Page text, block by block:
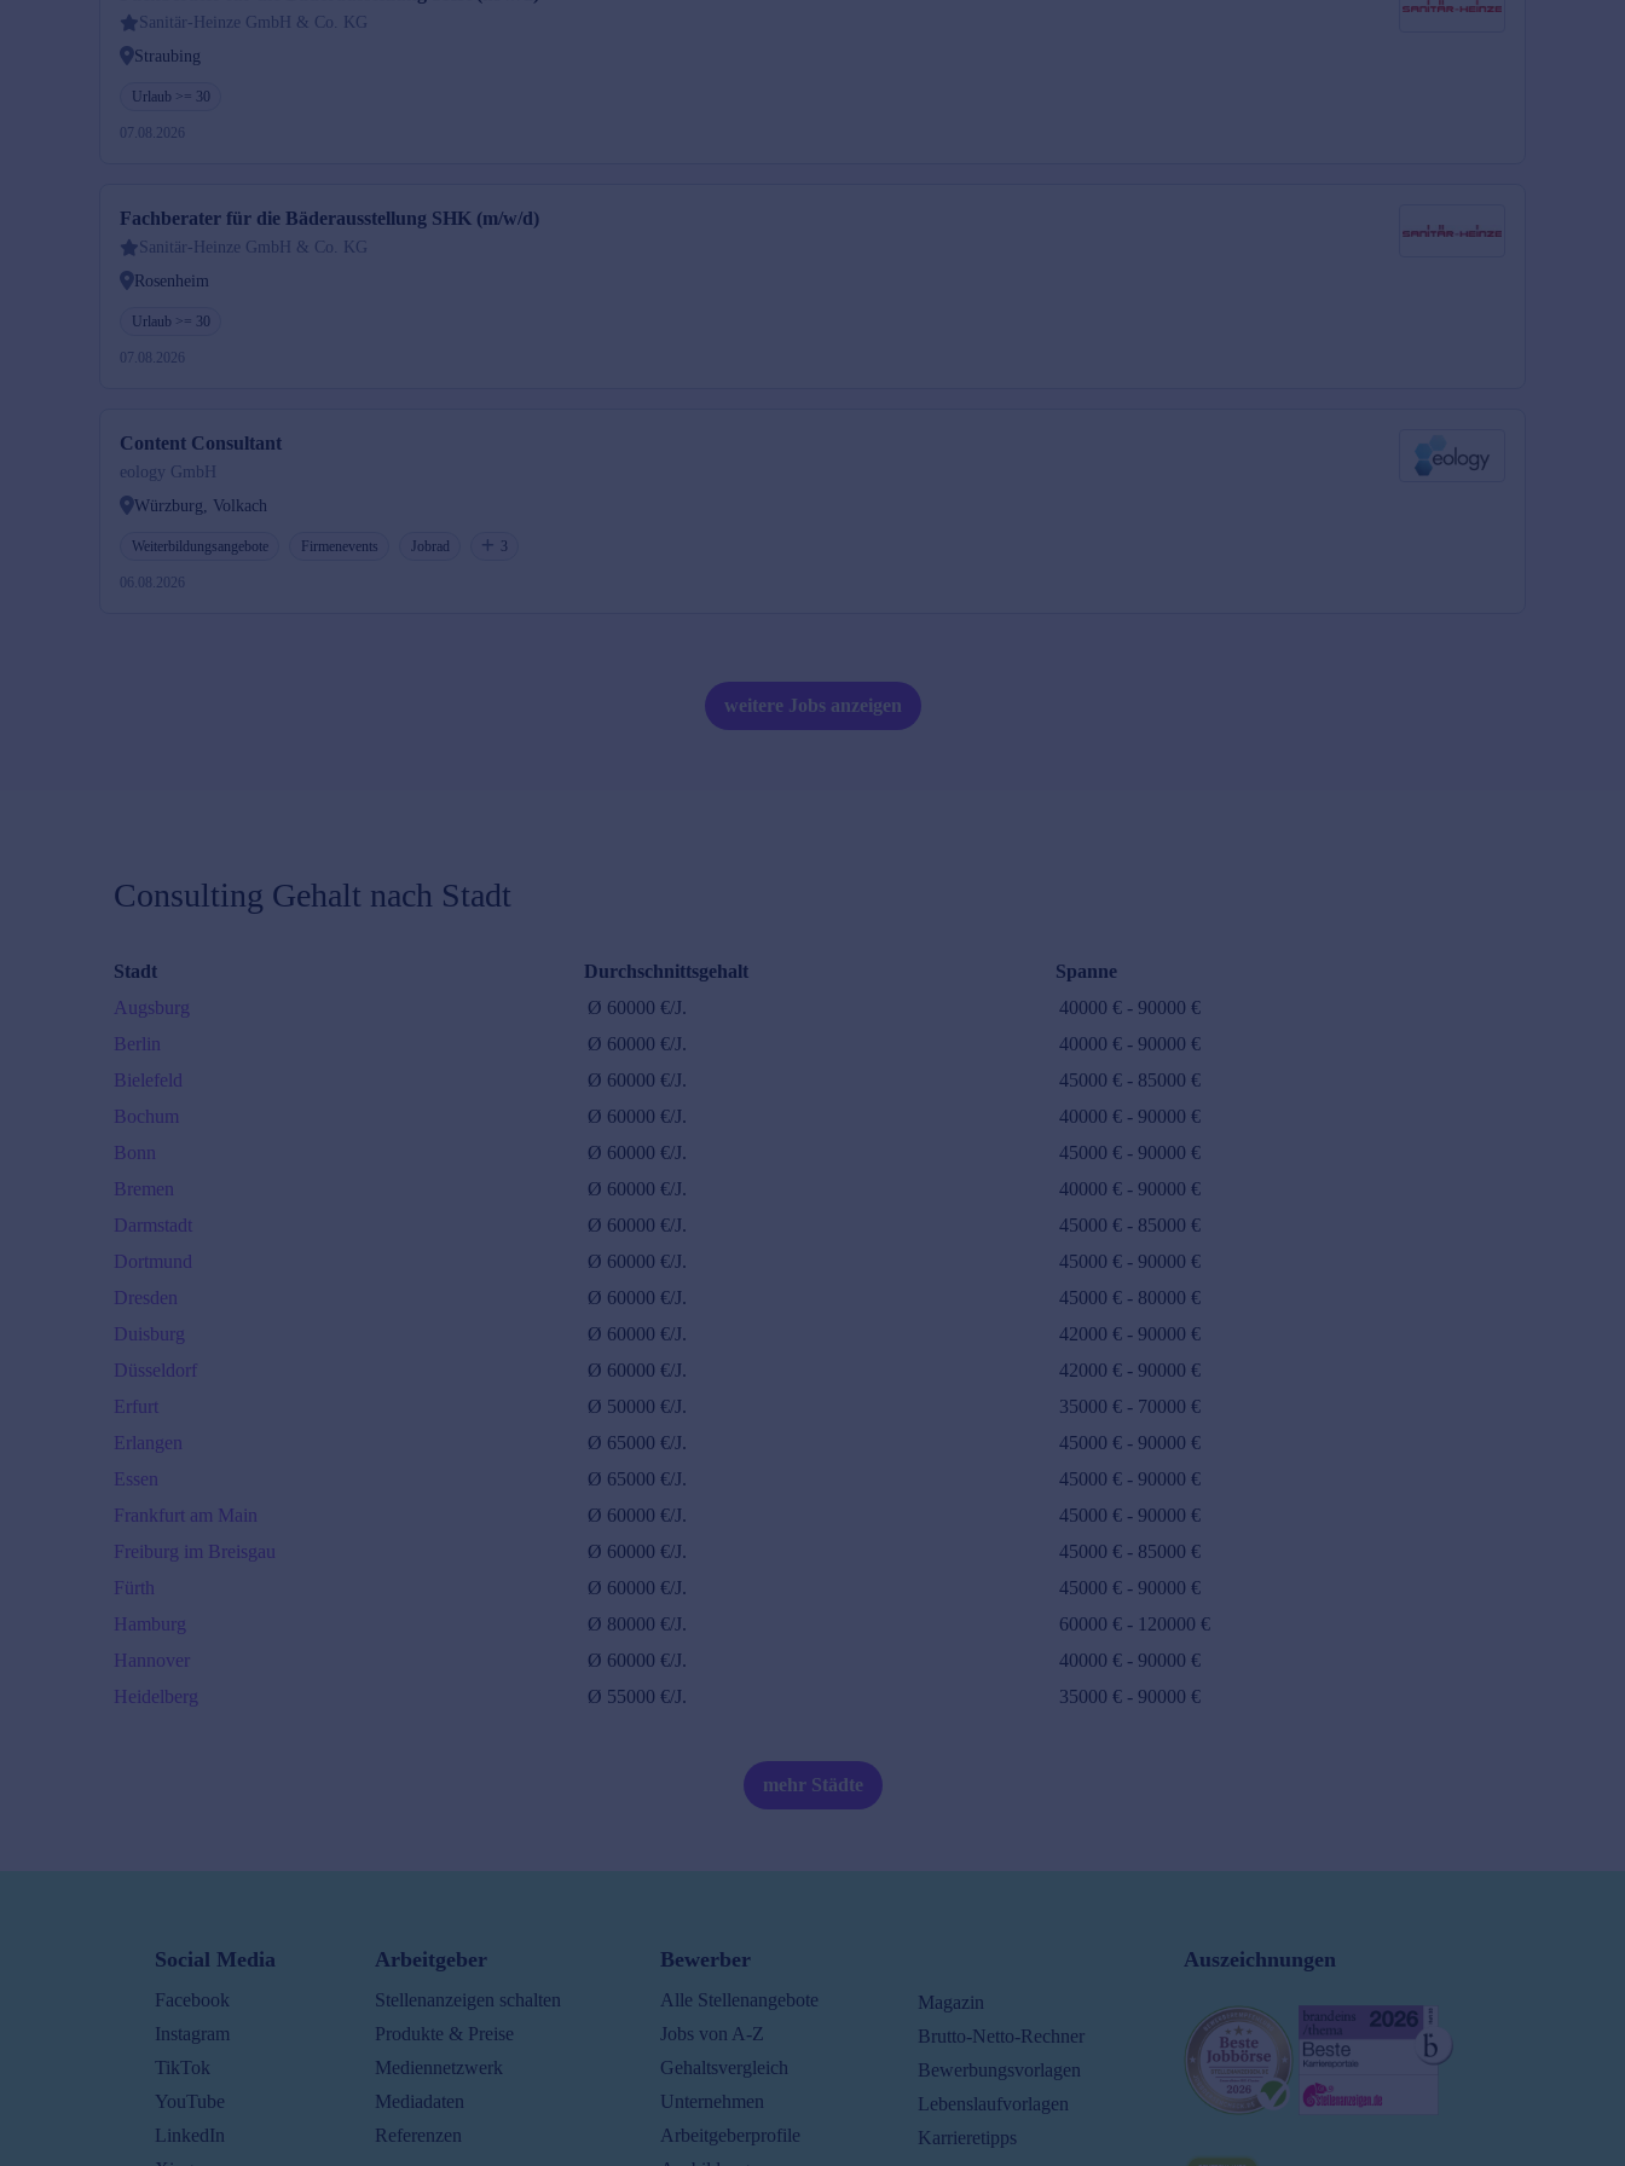
Sanitär-Heinze GmbH & Co. KG
Straubing
Urlaub >= 30
07.08.2026
Fachberater für die Bäderausstellung SHK (m/w/d)
Sanitär-Heinze GmbH & Co. KG
Rosenheim
Urlaub >= 30
07.08.2026
Content Consultant
eology GmbH
Würzburg, Volkach
Weiterbildungsangebote Firmenevents Jobrad 3
06.08.2026
weitere Jobs anzeigen
Consulting Gehalt nach Stadt
Stadt Durchschnittsgehalt
Spanne
Augsburg
Ø 60000 €/J. 40000 € - 90000 €
Berlin
Ø 60000 €/J. 40000 € - 90000 €
Bielefeld
Ø 60000 €/J. 45000 € - 85000 €
Bochum
Ø 60000 €/J. 40000 € - 90000 €
Bonn
Ø 60000 €/J. 45000 € - 90000 €
Bremen
Ø 60000 €/J. 40000 € - 90000 €
Darmstadt
Ø 60000 €/J. 45000 € - 85000 €
Dortmund
Ø 60000 €/J. 45000 € - 90000 €
Dresden
Ø 60000 €/J. 45000 € - 80000 €
Duisburg
Ø 60000 €/J. 42000 € - 90000 €
Düsseldorf
Ø 60000 €/J. 42000 € - 90000 €
Erfurt
Ø 50000 €/J. 35000 € - 70000 €
Erlangen
Ø 65000 €/J. 45000 € - 90000 €
Essen
Ø 65000 €/J. 45000 € - 90000 €
Frankfurt am Main
Ø 60000 €/J. 45000 € - 90000 €
Freiburg im Breisgau
Ø 60000 €/J. 45000 € - 85000 €
Fürth
Ø 60000 €/J. 45000 € - 90000 €
Hamburg
Ø 80000 €/J. 60000 € - 120000 €
Hannover
Ø 60000 €/J. 40000 € - 90000 €
Heidelberg
Ø 55000 €/J. 35000 € - 90000 €
40000
Leipzig
55000€/J.
40000 € -80000
mehr Städte
Social Media
Facebook
Instagram
TikTok
YouTube
LinkedIn
Arbeitgeber
Stellenanzeigen schalten
Produkte & Preise
Mediennetzwerk
Mediadaten
Referenzen
Bewerber
Alle Stellenangebote
Jobs von A-Z
Gehaltsvergleich
Unternehmen
Arbeitgeberprofile
Magazin
Brutto-Netto-Rechner
Bewerbungsvorlagen
Lebenslaufvorlagen
Karrieretipps
Auszeichnungen